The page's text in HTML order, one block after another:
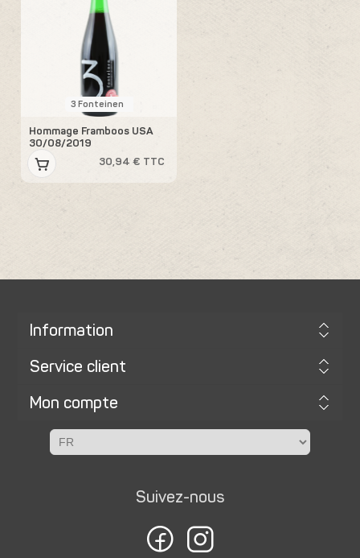
3 Fonteinen
Hommage Framboos USA
30/08/2019
30,94 € TTC
Information
Service client
Mon compte
Suivez-nous